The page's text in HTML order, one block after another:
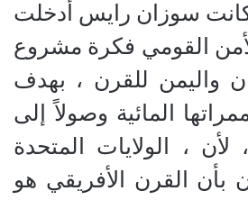
كانت سوزان رايس أدخلت
القومي فكرة مشروع
واليمن للقرن ، بهدف
المائية وصولاً إلى
، الولايات المتحدة
بأن القرن الأفريقي هو